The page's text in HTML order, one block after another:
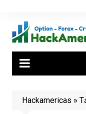
phần
Hackamericas »